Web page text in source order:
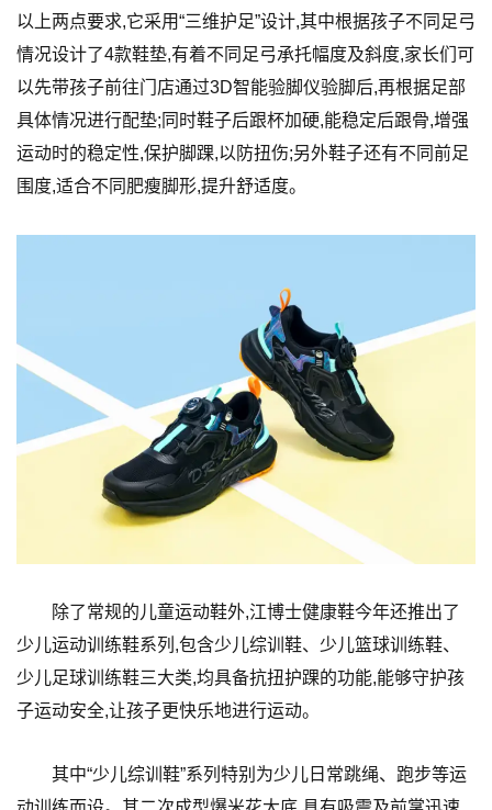
以上两点要求,它采用“三维护足”设计,其中根据孩子不同足弓
情况设计了4款鞋垫,有着不同足弓承托幅度及斜度,家长们可
以先带孩子前往门店通过3D智能验脚仪验脚后,再根据足部
具体情况进行配垫;同时鞋子后跟杯加硬,能稳定后跟骨,增强
运动时的稳定性,保护脚踝,以防扭伤;另外鞋子还有不同前足
围度,适合不同肥瘦脚形,提升舒适度。
除了常规的儿童运动鞋外,江博士健康鞋今年还推出了
少儿运动训练鞋系列,包含少儿综训鞋、少儿篮球训练鞋、
少儿足球训练鞋三大类,均具备抗扭护踝的功能,能够守护孩
子运动安全,让孩子更快乐地进行运动。
其中“少儿综训鞋”系列特别为少儿日常跳绳、跑步等运